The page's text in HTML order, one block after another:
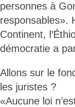
personnes à
responsables».
Continent,
démocratie a
Allons sur le
les juristes ?
«Aucune loi